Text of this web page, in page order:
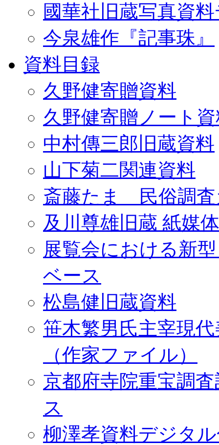
國華社旧蔵写真資
今泉雄作『記事珠』
資料目録
久野健寄贈資料
久野健寄贈ノート
中村傳三郎旧蔵資料
山下菊二関連資料
斎藤たま 民俗調査
及川尊雄旧蔵 紙媒
展覧会における新
ベース
松島健旧蔵資料
笹木繁男氏主宰現
（作家ファイル）
京都府寺院重宝調
ス
柳澤孝資料デジタ